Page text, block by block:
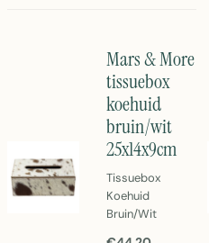
Mars & More
tissuebox
koehuid
bruin/wit
25x14x9cm
Tissuebox
Koehuid
Bruin/Wit